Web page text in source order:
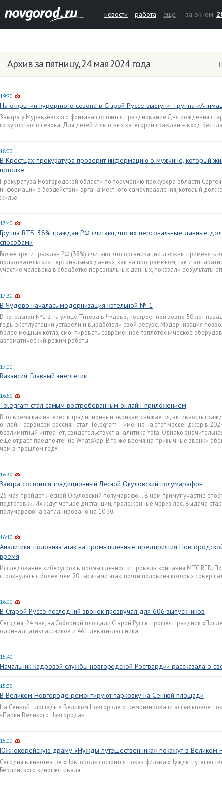
новости работа ещё за окном:
Архив за пятницу, 24 мая 2024 года
19:20
На открытии курортного сезона в Старой Руссе выступит группа
Завтра у Муравьёвского фонтана состоится празднование Дня рождения
го курортного сезона. Для детей и льготных категорий граждан — вход
18:00
В Крестцах прокуратура проверит информацию о мужчине, который
потолке
Прокуратура Новгородской области по поручению прокурора области
информации о бездействии органа местного самоуправления, который
жилье.
17:40
Группа ВТБ: 38% граждан РФ считают, что их персональные данные
способами
Более трети граждан РФ (38%) считают, что организации должны применять
пользовательских персональных данных, как на программном, так и
участие человека в обработке персональных данных, показали результаты
17:30
В Чудово началась модернизация котельной № 1
В котельной №1 в на улице Титова в Чудово, построенной ровно 50 лет
годы эксплуатации устарели и выработали свой ресурс. Модернизация
более мощных котла, смонтировать современное теплотехническое
автоматический режим работы.
17:00
Вакансия: Главный энергетик
16:50
Telegram стал самым востребованным онлайн-приложением
В то время как интерес к традиционным звонкам снижается, активность
онлайн-сервисом россиян стал Telegram — именно на этот мессенджер в
безлимитный интернет, свидетельствует аналитика Yota. Однако
еще отдает предпочтение WhatsApp. В то же время на привычные звонки
чем в прошлом году.
16:30
Завтра состоится традиционный Лесной Окуловский полумарафон
25 мая пройдёт Лесной Окуловский полумарафон. В нем примут участие
подготовки. Их ждут четыре дистанции, проложенные через лес. Выдача
полумарафона запланировано на 10:30.
16:10
Аналитики: половина атак на промышленные предприятия
время
Исследование киберугроз в промышленности провела компания МТС RED.
столкнулась с более, чем 20 тысячами атак, почти половина которых
16:00
В Старой Руссе последний звонок прозвучал для 606 выпускников
Сегодня, 24 мая, на Соборной площади Старой Руссы прошёл праздник
одиннадцатиклассников и 461 девятиклассника.
15:40
Начальник кадровой службы новгородской Росгвардии рассказала о
15:30
В Великом Новгороде ремонтируют парковку на Сенной площади
На Сенной площади в Великом Новгороде отремонтировали асфальтовое
«Парки Великого Новгорода».
15:00
Южнокорейскую драму «Нужды путешественника» покажут в Великом
Сегодня в кинотеатре «Новгород» состоится показ фильма «Нужды
Берлинского кинофестиваля.